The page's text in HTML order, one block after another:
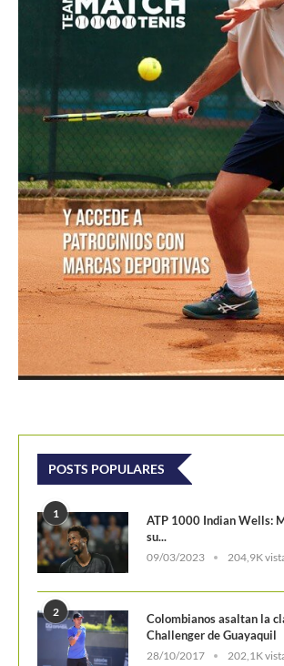
POSTS POPULARES
1
ATP 1000 Indian Wells:
su...
09/03/2023 204,9K
2
Colombianos asaltan la
Challenger de Guayaquil
28/10/2017 202,1K